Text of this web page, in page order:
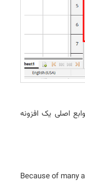
اصلی یک افزونه
Because of many